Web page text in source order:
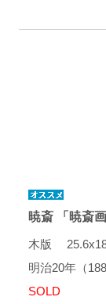
暁斎 「暁斎画
木版
明治20年（
SOLD